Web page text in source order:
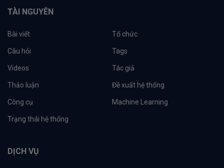
TÀI NGUYÊN
Bài viết Tổ chức
Câu hỏi Tags
Videos Tác giả
Thảo luận Đề xuất hệ thống
Công cụ Machine Learning
Trạng thái hệ thống
DỊCH VỤ